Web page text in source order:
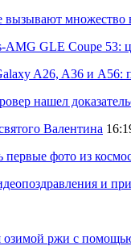
множество
GLE Coupe 53:
A26, A36 и A56:
нашел
Валентина
фото из
и
ржи с